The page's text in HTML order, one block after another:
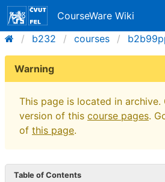
CourseWare Wiki
b232
courses
Warning
This page is located in
version of this course pages.
of this page.
Table of Contents